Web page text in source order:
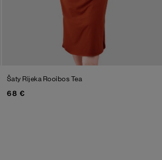
Šaty Rijeka Rooibos Tea
68 €